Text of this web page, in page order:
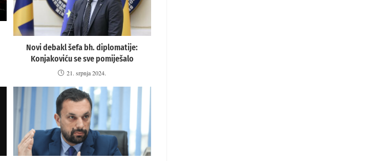
Novi debakl šefa bh. diplomatije:
Konjakoviću se sve pomiješalo
21. srpnja 2024.